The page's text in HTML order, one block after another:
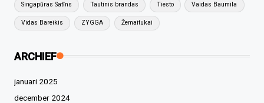
Singapūras Satīns Tautinis brandas Tiesto Vaidas Baumila
Vidas Bareikis ZYGGA Žemaitukai
ARCHIEF
januari 2025
december 2024